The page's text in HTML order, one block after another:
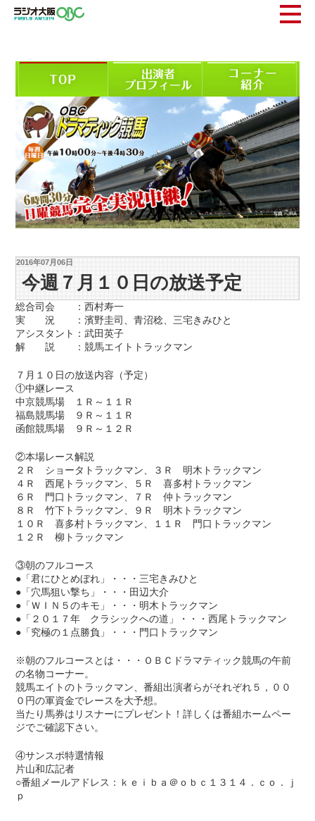
2016年07月06日
今週７月１０日の放送予定
総合司会 ：西村寿一
実 況 ：濱野圭司、青沼稔、三宅きみひと
アシスタント：武田英子
解 説 ：競馬エイトトラックマン
７月１０日の放送内容（予定）
①中継レース
中京競馬場 １Ｒ～１１Ｒ
福島競馬場 ９Ｒ～１１Ｒ
函館競馬場 ９Ｒ～１２Ｒ
②本場レース解説
２Ｒ ショータトラックマン、３Ｒ 明木トラックマン
４Ｒ 西尾トラックマン、５Ｒ 喜多村トラックマン
６Ｒ 門口トラックマン、７Ｒ 仲トラックマン
８Ｒ 竹下トラックマン、９Ｒ 明木トラックマン
１０Ｒ 喜多村トラックマン、１１Ｒ 門口トラックマン
１２Ｒ 柳トラックマン
③朝のフルコース
●「君にひとめぼれ」・・・三宅きみひと
●「穴馬狙い撃ち」・・・田辺大介
●「ＷＩＮ５のキモ」・・・明木トラックマン
●「２０１７年 クラシックへの道」・・・西尾トラックマン
●「究極の１点勝負」・・・門口トラックマン
※朝のフルコースとは・・・ＯＢＣドラマティック競馬の午前
の名物コーナー。
競馬エイトのトラックマン、番組出演者らがそれぞれ５，００
０円の軍資金でレースを大予想。
当たり馬券はリスナーにプレゼント！詳しくは番組ホームペー
ジでご確認下さい。
④サンスポ特選情報
片山和広記者
○番組メールアドレス：ｋｅｉｂａ＠ｏｂｃ１３１４．ｃｏ．ｊ
ｐ